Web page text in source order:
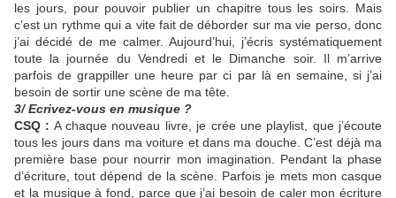
les jours, pour pouvoir publier un chapitre tous les soirs. Mais
c’est un rythme qui a vite fait de déborder sur ma vie perso, donc
j’ai décidé de me calmer. Aujourd’hui, j’écris systématiquement
toute la journée du Vendredi et le Dimanche soir. Il m’arrive
parfois de grappiller une heure par ci par là en semaine, si j’ai
besoin de sortir une scène de ma tête.
3/ Ecrivez-vous en musique ?
CSQ : A chaque nouveau livre, je crée une playlist, que j’écoute
tous les jours dans ma voiture et dans ma douche. C’est déjà ma
première base pour nourrir mon imagination. Pendant la phase
d’écriture, tout dépend de la scène. Parfois je mets mon casque
et la musique à fond, parce que j’ai besoin de caler mon écriture